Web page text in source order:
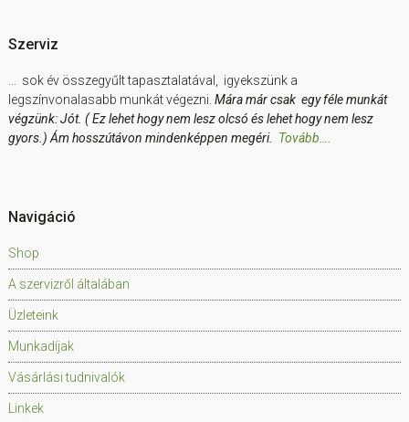
Szerviz
… sok év összegyűlt tapasztalatával, igyekszünk a
legszínvonalasabb munkát végezni. Mára már csak egy féle munkát
végzünk: Jót. ( Ez lehet hogy nem lesz olcsó és lehet hogy nem lesz
gyors.) Ám hosszútávon mindenképpen megéri. Tovább….
Navigáció
Shop
A szervizről általában
Üzleteink
Munkadíjak
Vásárlási tudnivalók
Linkek